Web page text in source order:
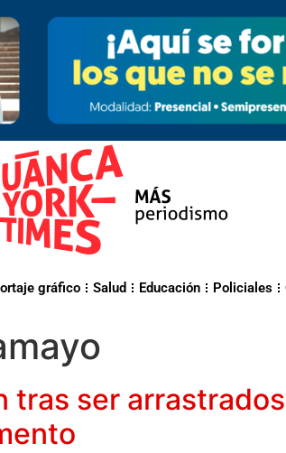
gráfico Salud Educación Policiales
tras ser